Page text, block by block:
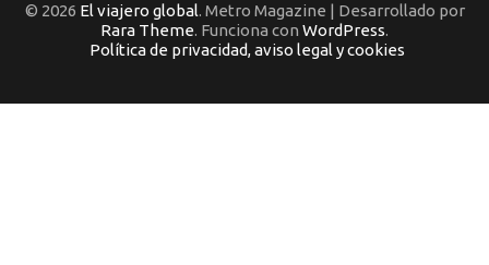
© 2026 El viajero global. Metro Magazine | Desarrollado por
Rara Theme. Funciona con WordPress.
Política de privacidad, aviso legal y cookies